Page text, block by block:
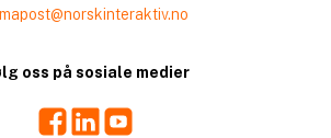
oss på sosiale medier
Facebook
LinkedIn